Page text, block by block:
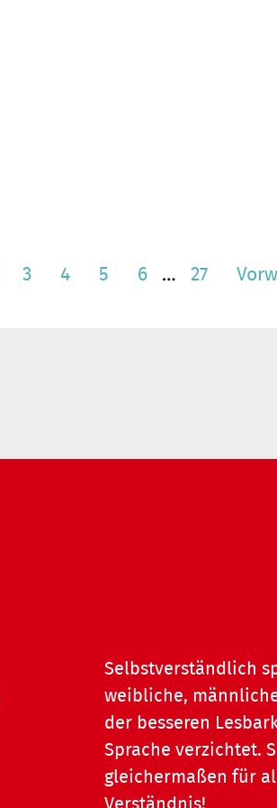
3 4 5 6 … 27
Selbstverständlich
weibliche,
der besseren
Sprache verzichtet.
gleichermaßen für